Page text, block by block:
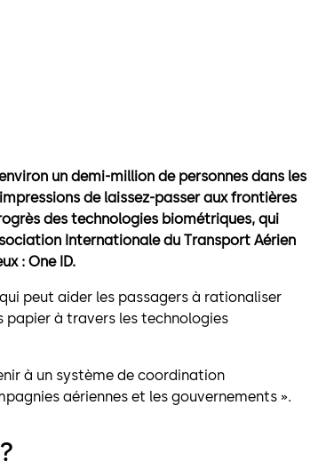
un demi-million de personnes dans les
de laissez-passer aux frontières
des technologies biométriques, qui
Internationale du Transport Aérien
: One ID.
qui peut aider les passagers à rationaliser
papier à travers les technologies
à un système de coordination
aériennes et les gouvernements ».